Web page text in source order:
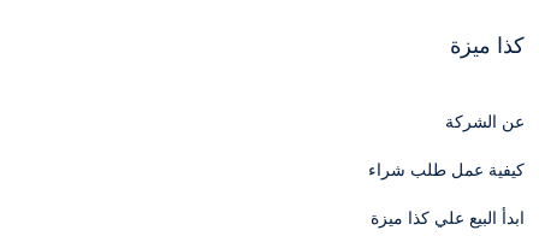
كذا ميزة
عن الشركة
كيفية عمل طلب شراء
ابدأ البيع علي كذا ميزة